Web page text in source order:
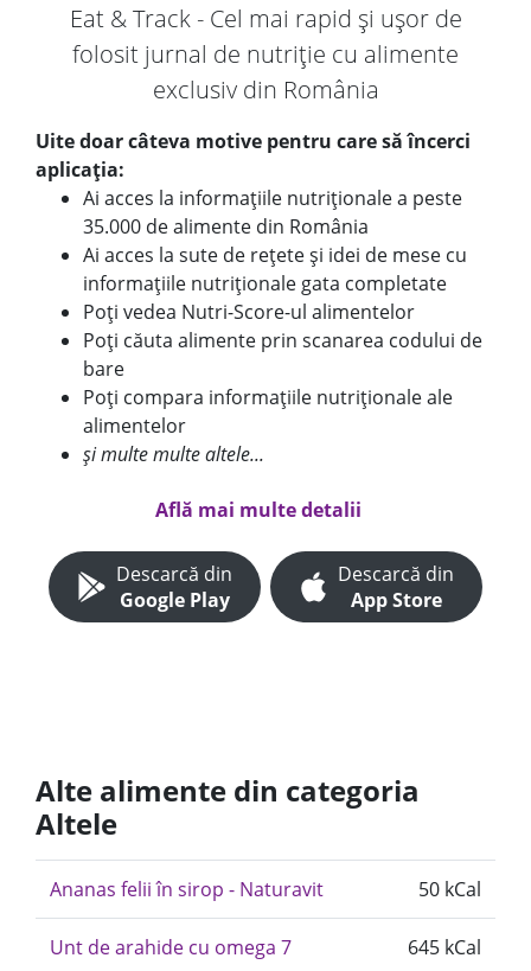
Eat & Track - Cel mai rapid și ușor de
folosit jurnal de nutriție cu alimente
exclusiv din România
Uite doar câteva motive pentru care să încerci
aplicația:
Ai acces la informațiile nutriționale a peste
35.000 de alimente din România
Ai acces la sute de rețete și idei de mese cu
informațiile nutriționale gata completate
Poți vedea Nutri-Score-ul alimentelor
Poți căuta alimente prin scanarea codului de
bare
Poți compara informațiile nutriționale ale
alimentelor
și multe multe altele...
Află mai multe detalii
Descarcă din
Google Play
Descarcă din
App Store
Alte alimente din categoria
Altele
Ananas felii în sirop - Naturavit 50 kCal
Unt de arahide cu omega 7 645 kCal